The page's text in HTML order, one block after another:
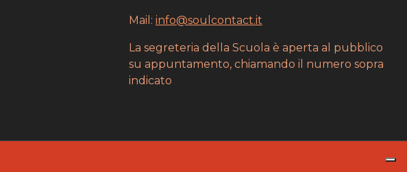
Mail: info@soulcontact.it
La segreteria della Scuola è aperta al pubblico
su appuntamento, chiamando il numero sopra
indicato